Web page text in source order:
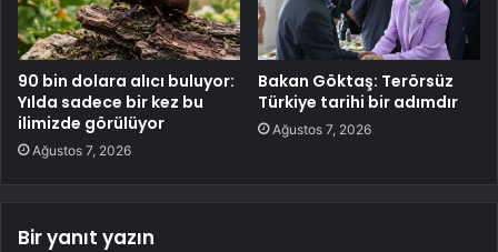
90 bin dolara alıcı buluyor:
Yılda sadece bir kez bu
ilimizde görülüyor
Ağustos 7, 2026
Bakan Göktaş: Terörsüz
Türkiye tarihi bir adımdır
Ağustos 7, 2026
Bir yanıt yazın